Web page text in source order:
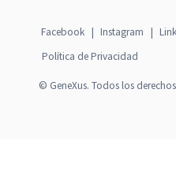
Facebook | Instagram |
Política de Privacidad
© GeneXus. Todos los